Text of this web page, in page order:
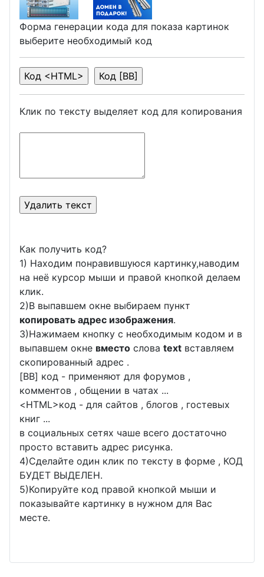
Форма генерации кода для показа картинок
выберите необходимый код
Клик по тексту выделяет код для копирования
Как получить код?
1) Находим понравившуюся картинку,наводим
на неё курсор мыши и правой кнопкой делаем
клик.
2)В выпавшем окне выбираем пункт
копировать адрес изображения.
3)Нажимаем кнопку с необходимым кодом и в
выпавшем окне вместо слова text вставляем
скопированный адрес .
[BB] код - применяют для форумов ,
комментов , общении в чатах ...
<HTML>код - для сайтов , блогов , гостевых
книг ...
в социальных сетях чаше всего достаточно
просто вставить адрес рисунка.
4)Сделайте один клик по тексту в форме , КОД
БУДЕТ ВЫДЕЛЕН.
5)Копируйте код правой кнопкой мыши и
показывайте картинку в нужном для Вас
месте.